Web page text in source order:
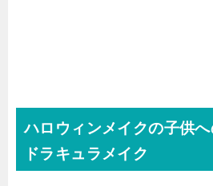
ハロウィンメイクの子供
ドラキュラメイク